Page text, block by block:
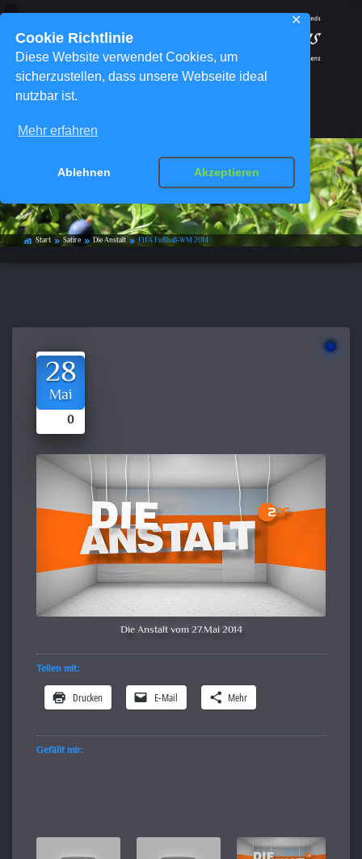
Cookie Richtlinie
Diese Website verwendet Cookies, um
sicherzustellen, dass unsere Webseite ideal
nutzbar ist.
Mehr erfahren
Ablehnen Akzeptieren
✕
FIFA Fußball-WM 2014
home_work Start double_arrow Satire double_arrow Die Anstalt double_arrow FIFA Fußball-WM 2014
28
Mai
0
Die Anstalt vom 27.Mai 2014
Teilen mit:
Drucken E-Mail Mehr
Gefällt mir: